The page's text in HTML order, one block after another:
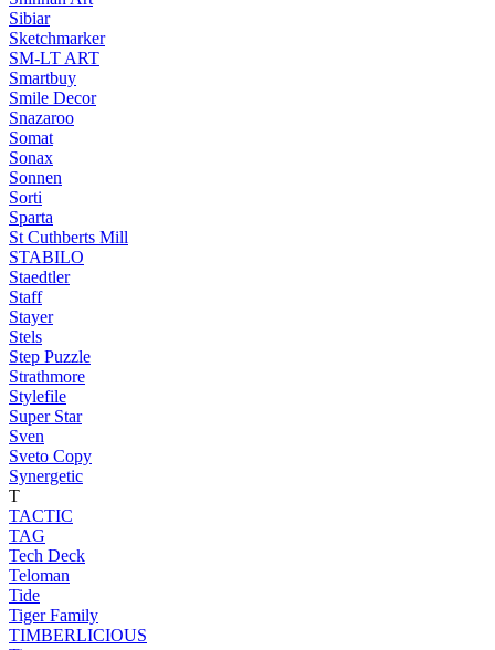
Sibiar
Sketchmarker
SM-LT ART
Smartbuy
Smile Decor
Snazaroo
Somat
Sonax
Sonnen
Sorti
Sparta
St Cuthberts Mill
STABILO
Staedtler
Staff
Stayer
Stels
Step Puzzle
Strathmore
Stylefile
Super Star
Sven
Sveto Copy
Synergetic
T
TACTIC
TAG
Tech Deck
Teloman
Tide
Tiger Family
TIMBERLICIOUS